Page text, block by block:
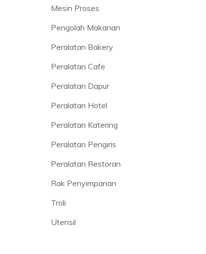
Mesin Proses
Pengolah Makanan
Peralatan Bakery
Peralatan Cafe
Peralatan Dapur
Peralatan Hotel
Peralatan Katering
Peralatan Pengiris
Peralatan Restoran
Rak Penyimpanan
Troli
Utensil